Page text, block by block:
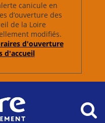
canicule en
d’ouverture des
de la Loire
modifiés.
d'ouverture
d'accueil